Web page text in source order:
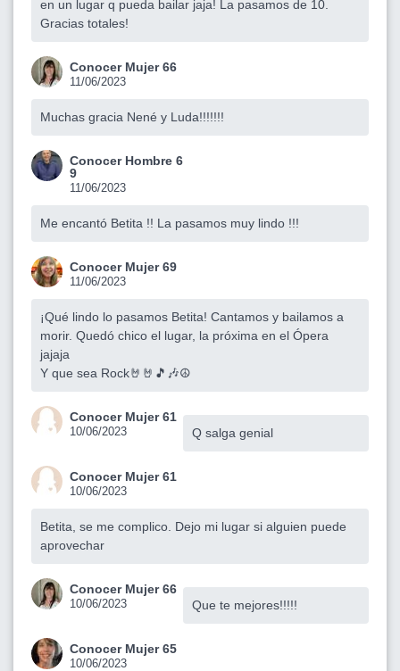
en un lugar q pueda bailar jaja! La pasamos de 10.
Gracias totales!
Conocer Mujer 66
11/06/2023
Muchas gracia Nené y Luda!!!!!!!
Conocer Hombre 6
9
11/06/2023
Me encantó Betita !! La pasamos muy lindo !!!
Conocer Mujer 69
11/06/2023
¡Qué lindo lo pasamos Betita! Cantamos y bailamos a
morir. Quedó chico el lugar, la próxima en el Ópera
jajaja
Y que sea Rock🤘🤘🎵🎶☮️
Conocer Mujer 61
10/06/2023 Q salga genial
Conocer Mujer 61
10/06/2023
Betita, se me complico. Dejo mi lugar si alguien puede
aprovechar
Conocer Mujer 66
10/06/2023 Que te mejores!!!!!
Conocer Mujer 65
10/06/2023